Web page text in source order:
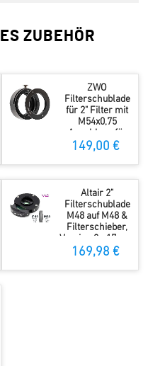
ZUBEHÖR
ZWO
Filterschublade
für 2" Filter mit
M54x0,75
Anschluss für
Vollformatkamer
149,00 €
Altair 2"
Filterschublade
M48 auf M48 &
Filterschieber,
Version 2 - 17 mm
kurzbauend
169,98 €